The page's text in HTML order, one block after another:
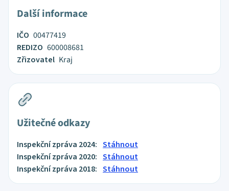
Další informace
IČO 00477419
REDIZO 600008681
Zřizovatel Kraj
Užitečné odkazy
Inspekční zpráva 2024: Stáhnout
Inspekční zpráva 2020: Stáhnout
Inspekční zpráva 2018: Stáhnout